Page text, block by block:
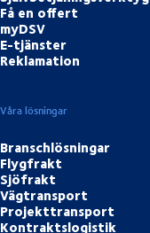
Få en offert
myDSV
E-tjänster
Reklamation
Våra lösningar
Branschlösningar
Flygfrakt
Sjöfrakt
Vägtransport
Projekttransport
Kontraktslogistik